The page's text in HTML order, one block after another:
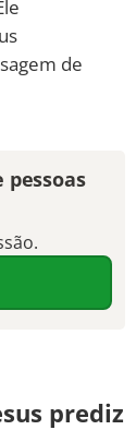
de
pessoas
prediz